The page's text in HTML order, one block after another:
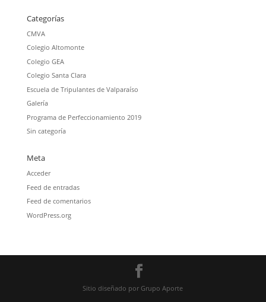
Categorías
CMVA
Colegio Altomonte
Colegio GEA
Colegio Santa Clara
Escuela de Tripulantes de Valparaíso
Galería
Programa de Perfeccionamiento 2019
Sin categoría
Meta
Acceder
Feed de entradas
Feed de comentarios
WordPress.org
Sitio diseñado por Grupo Aporte